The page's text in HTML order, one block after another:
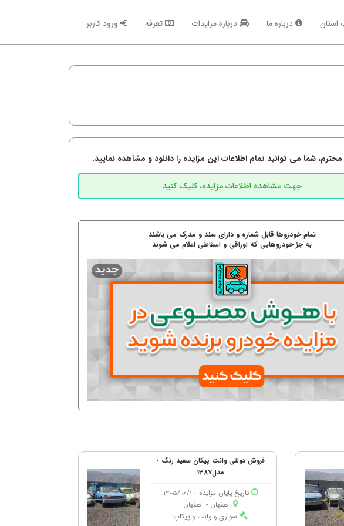
استان درباره ما درباره مزایدات تعرفه ورود کاربر
شما می توانید تمام اطلاعات این مزایده را دانلود و مشاهده نمایید.
تمام خودروها قابل شماره و دارای سند و مدرک می باشند
به جز خودروهایی که اوراقی و اسقاطی اعلام می شوند
فروش دولتی وانت پیکان سفید رنگ -
مدل1387
تاریخ پایان مزایده: 1405/06/10
اصفهان - اصفهان
سواری و وانت و پیکاپ